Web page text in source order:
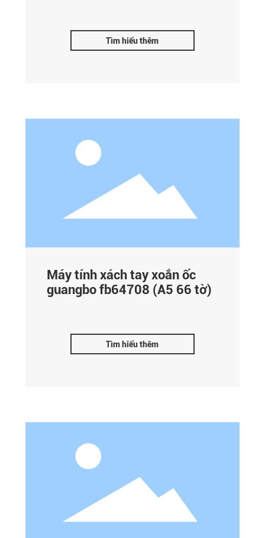
Tìm hiểu thêm
Máy tính xách tay xoắn ốc
guangbo fb64708 (A5 66 tờ)
Tìm hiểu thêm